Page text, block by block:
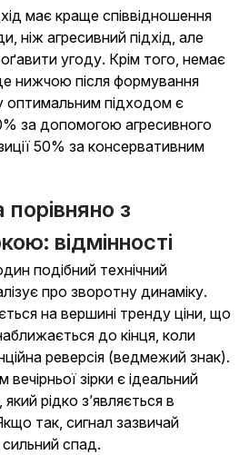
має краще співвідношення
ніж агресивний підхід, але
угоду. Крім того, немає
нижчою після формування
оптимальним підходом є
за допомогою агресивного
50% за консервативним
порівняно з
відмінності
подібний технічний
про зворотну динаміку.
на вершині тренду ціни, що
до кінця, коли
реверсія (ведмежий знак).
зірки є ідеальний
рідко з’являється в
так, сигнал зазвичай
сильний спад.